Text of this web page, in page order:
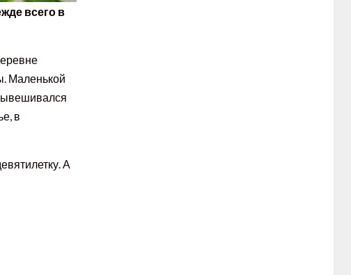
всего в
Маленькой
в
А